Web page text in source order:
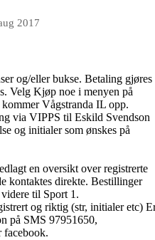
2017
og/eller bukse. Betaling gjøres
Velg Kjøp noe i menyen på
Vågstranda IL opp.
via VIPPS til Eskild Svendson
og initialer som ønskes på
en oversikt over registrerte
kontaktes direkte. Bestillinger
til Sport 1.
og riktig (str, initialer etc)
på SMS 97951650,
facebook.